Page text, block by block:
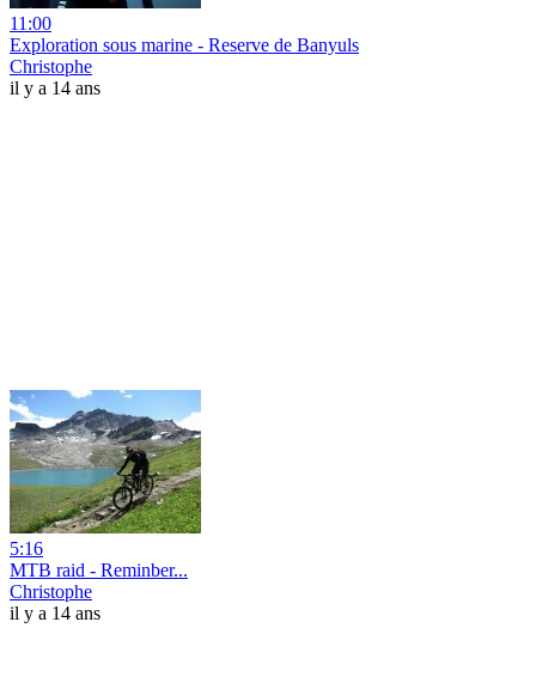
11:00
Exploration sous marine - Reserve de Banyuls
Christophe
il y a 14 ans
5:16
MTB raid - Reminber...
Christophe
il y a 14 ans